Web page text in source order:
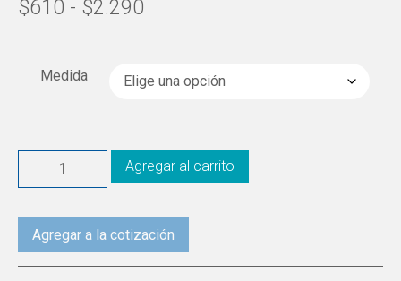
$610 - $2.290
Medida
Agregar al carrito
Agregar a la cotización